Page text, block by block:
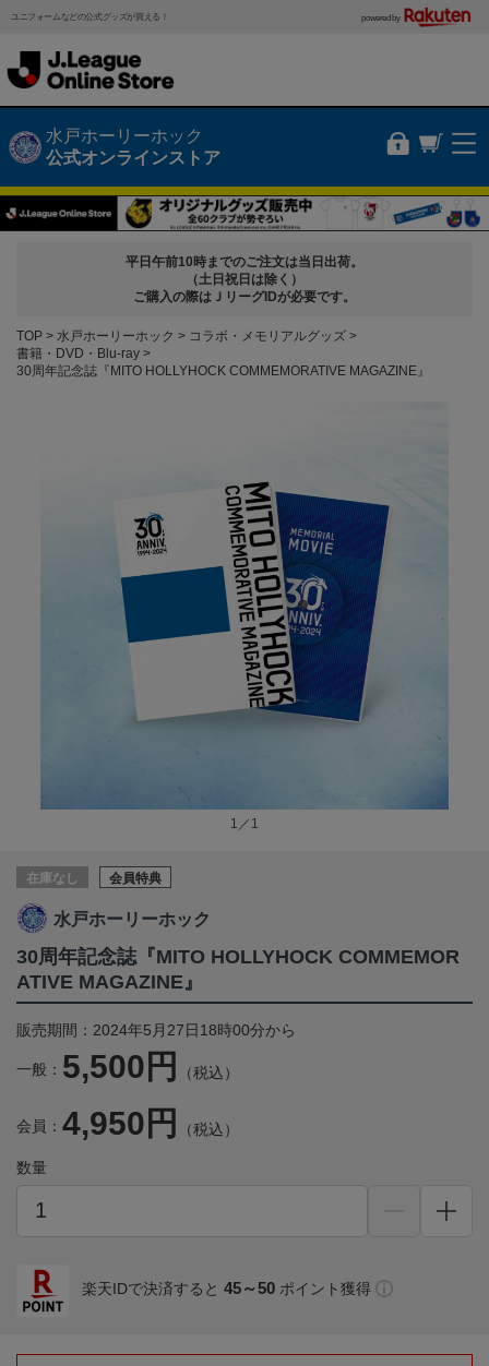
ユニフォームなどの公式グッズが買える！ powered by
水戸ホーリーホック
公式オンラインストア
平日午前10時までのご注文は当日出荷。
（土日祝日は除く）
ご購入の際はＪリーグIDが必要です。
TOP 水戸ホーリーホック
コラボ・メモリアルグッズ
書籍・DVD・Blu-ray
30周年記念誌『MITO HOLLYHOCK COMMEMORATIVE MAGAZINE』
1／1
在庫なし 会員特典
水戸ホーリーホック
30周年記念誌『MITO HOLLYHOCK COMMEMOR
ATIVE MAGAZINE』
販売期間：2024年5月27日18時00分から
一般： 5,500円 （税込）
会員： 4,950円 （税込）
数量
楽天IDで決済すると 45～50 ポイント獲得